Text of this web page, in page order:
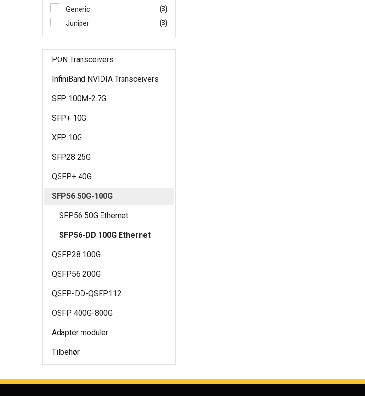
Generic (3)
Juniper (3)
PON Transceivers
InfiniBand NVIDIA Transceivers
SFP 100M-2.7G
SFP+ 10G
XFP 10G
SFP28 25G
QSFP+ 40G
SFP56 50G-100G
SFP56 50G Ethernet
SFP56-DD 100G Ethernet
QSFP28 100G
QSFP56 200G
QSFP-DD-QSFP112
OSFP 400G-800G
Adapter moduler
Tilbehør